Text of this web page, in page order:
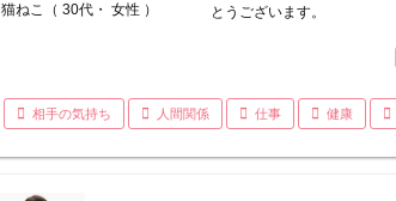
猫ねこ（ 30代・ 女性 ）
とうございます。
相手の気持ち 人間関係 仕事 健康